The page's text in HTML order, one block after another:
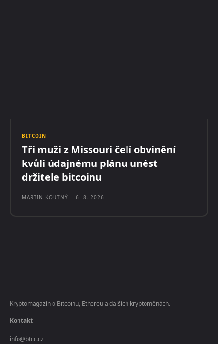
BITCOIN
Tři muži z Missouri čelí obvinění
kvůli údajnému plánu unést
držitele bitcoinu
MARTIN KOUTNÝ - 6. 8. 2026
Kryptomagazín o Bitcoinu, Ethereu a dalších kryptoměnách.
Kontakt
info@btcc.cz